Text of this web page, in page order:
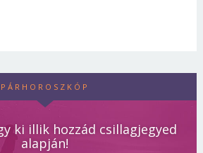
PÁRHOROSZKÓP
ki illik hozzád csillagjegyed
alapján!